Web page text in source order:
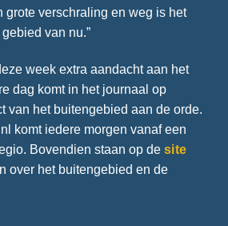
grote verschraling en weg is het
van nu.”
week extra aandacht aan het
dag komt in het journaal op
van het buitengebied aan de orde.
komt iedere morgen vanaf een
Bovendien staan op de site
over het buitengebied en de